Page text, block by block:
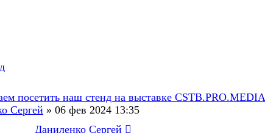
посетить наш стенд на выставке CSTB.PRO.MEDIA
Сергей » 06 фев 2024 13:35
Даниленко Сергей